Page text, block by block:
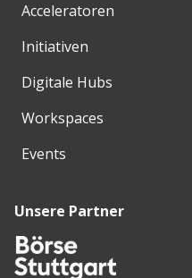
Acceleratoren
Initiativen
Digitale Hubs
Workspaces
Events
Unsere Partner